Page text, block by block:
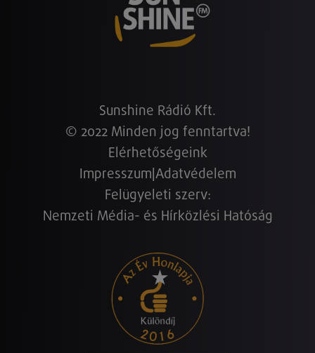
Sunshine Rádió Kft.
© 2022 Minden jog fenntartva!
Elérhetőségeink
Impresszum Adatvédelem
Felügyeleti szerv:
Nemzeti Média- és Hírközlési Hatóság